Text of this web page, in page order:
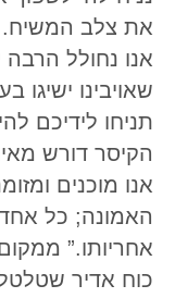
את צלב המשיח.
אנו נחולל הרבה
שאויבינו ישיגו
תניחו לידיכם
הקיסר דורש
אנו מוכנים
האמונה; כל
אחריותו.”
כוח אדיר